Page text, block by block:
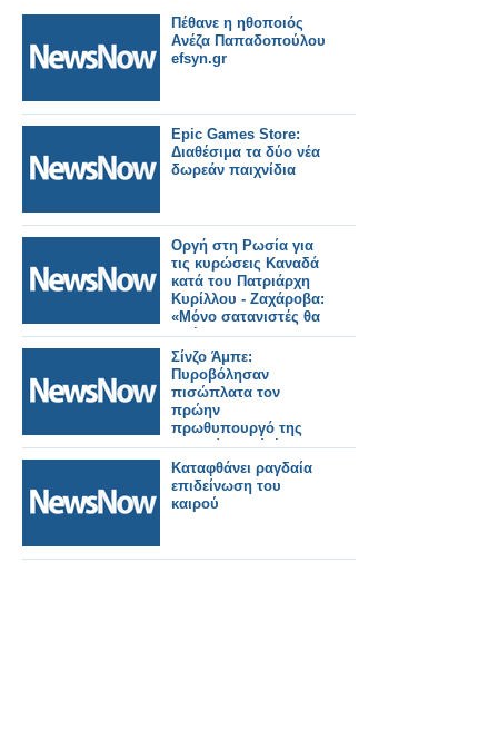
Πέθανε η ηθοποιός
Ανέζα Παπαδοπούλου
efsyn.gr
Epic Games Store:
Διαθέσιμα τα δύο νέα
δωρεάν παιχνίδια
Οργή στη Ρωσία για
τις κυρώσεις Καναδά
κατά του Πατριάρχη
Κυρίλλου - Ζαχάροβα:
«Μόνο σατανιστές θα
το έκαναν»
Σίνζο Άμπε:
Πυροβόλησαν
πισώπλατα τον
πρώην
πρωθυπουργό της
Ιαπωνίας ενώ έδινε
ομιλία
Καταφθάνει ραγδαία
επιδείνωση του
καιρού